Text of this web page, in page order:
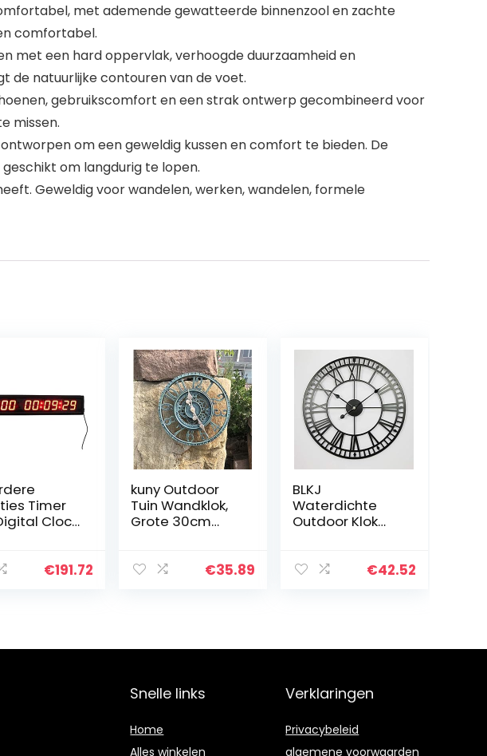
met ademende gewatteerde binnenzool en zachte
comfortabel.
met een hard oppervlak, verhoogde duurzaamheid en
de natuurlijke contouren van de voet.
gebruikscomfort en een strak ontwerp gecombineerd voor
missen.
om een ​​geweldig kussen en comfort te bieden. De
om langdurig te lopen.
Geweldig voor wandelen, werken, wandelen, formele
Timer
Clock
1.8″ 10€191.72
kuny Outdoor
Tuin Wandklok,
Grote 30cm
Open Gezicht
€35.89
BLKJ
Waterdichte
Outdoor Klok
Cijfer Outdoor
€42.52
Snelle links
Home
Alles winkelen
Verklaringen
Privacybeleid
algemene voorwaarden